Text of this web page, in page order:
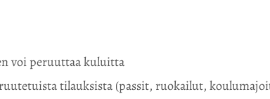
voi peruuttaa kuluitta
tilauksista (passit, ruokailut,